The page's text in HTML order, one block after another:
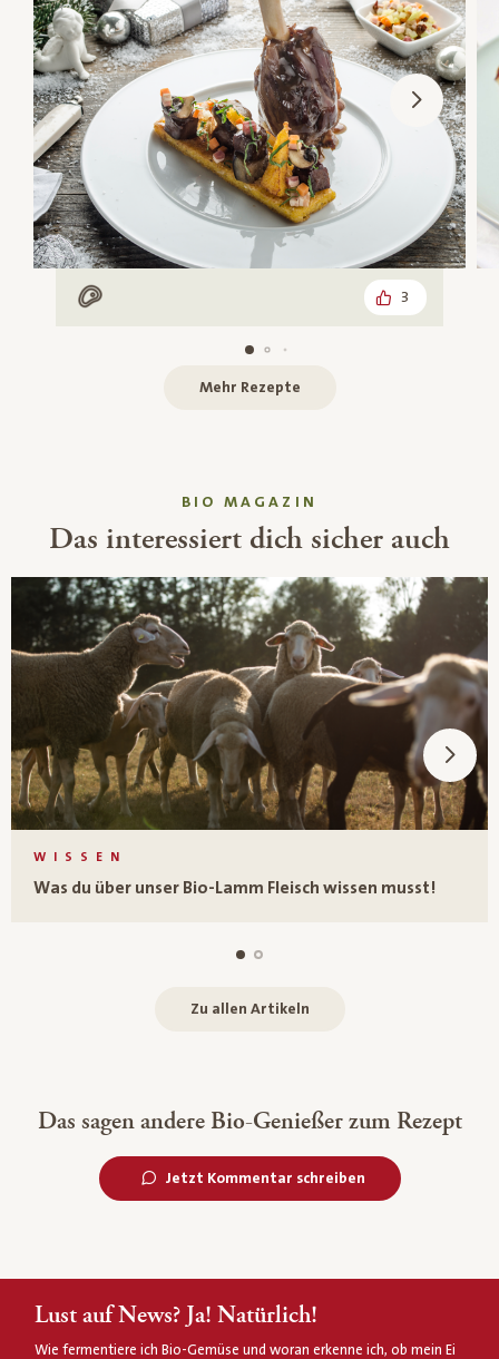
Mit Fleisch 3
Mehr Rezepte
BIO MAGAZIN
Das interessiert dich sicher auch
WISSEN
Was du über unser Bio-Lamm Fleisch wissen musst!
Zu allen Artikeln
Das sagen andere Bio-Genießer zum Rezept
Jetzt Kommentar schreiben
Lust auf News? Ja! Natürlich!
Wie fermentiere ich Bio-Gemüse und woran erkenne ich, ob mein Ei